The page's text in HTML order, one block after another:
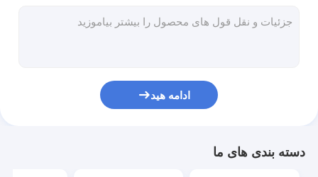
سیم پوشیده از ابریشم
ادامه هید
دسته بندی های ما